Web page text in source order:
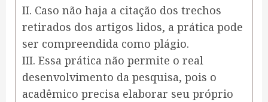
II. Caso não haja a citação dos trechos
retirados dos artigos lidos, a prática pode
ser compreendida como plágio.
III. Essa prática não permite o real
desenvolvimento da pesquisa, pois o
acadêmico precisa elaborar seu próprio